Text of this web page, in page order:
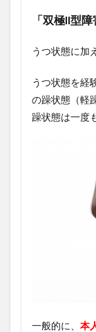
「双極II型障
うつ状態に加
うつ状態を経
の躁状態（軽
躁状態は一度
一般的に、 本